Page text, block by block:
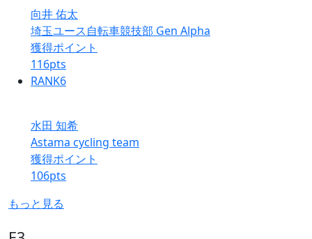
向井 佑太
埼玉ユース自転車競技部 Gen Alpha
獲得ポイント
116pts
RANK6
水田 知希
Astama cycling team
獲得ポイント
106pts
もっと見る